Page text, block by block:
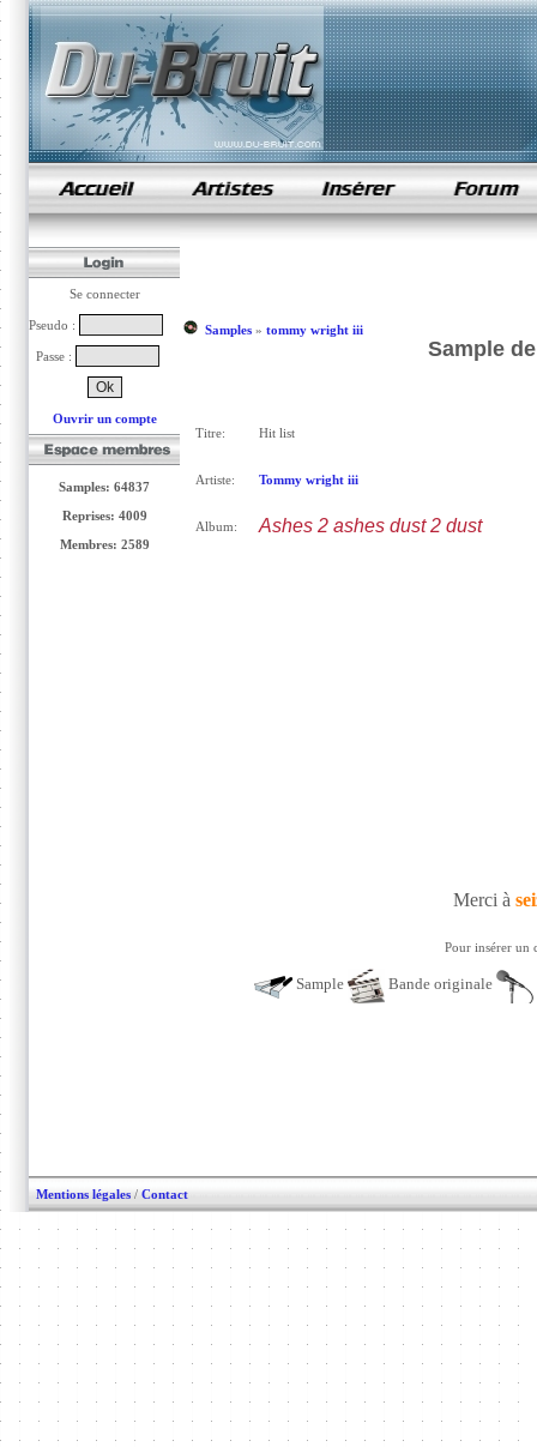
samples de rap
Se connecter
Pseudo :
Passe :
Ouvrir un compte
Samples: 64837
Reprises: 4009
Membres: 2589
Samples» tommy wright iii
Sample
Titre: Hit list
Artiste: Tommy wright iii
Album: Ashes 2 ashes dust 2 dust
Merci à
Pour insérer un
Sample Bande originale
Mentions légales / Contact